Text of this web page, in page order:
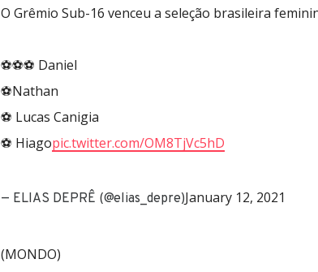
O Grêmio Sub-16 venceu a seleção brasileira
⚽⚽⚽ Daniel
⚽Nathan
⚽ Lucas Canigia
⚽ Hiagopic.twitter.com/OM8TjVc5hD
— ELIAS DEPRÊ (@elias_depre)January 12, 2021
(MONDO)